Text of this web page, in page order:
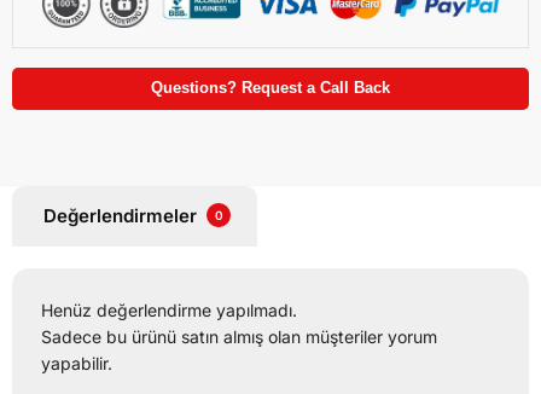
Questions? Request a Call Back
Değerlendirmeler 0
Henüz değerlendirme yapılmadı.
Sadece bu ürünü satın almış olan müşteriler yorum
yapabilir.